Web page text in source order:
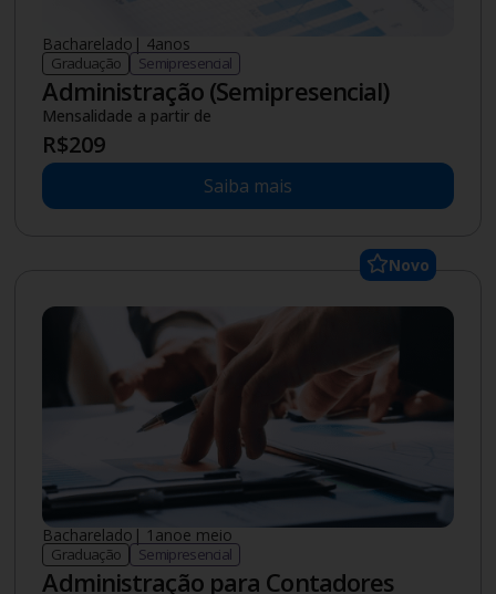
Bacharelado | 4anos
Graduação Semipresencial
Administração (Semipresencial)
Mensalidade a partir de
R$209
Saiba mais
Novo
Bacharelado | 1.5anoe meio
Graduação Semipresencial
Administração para Contadores